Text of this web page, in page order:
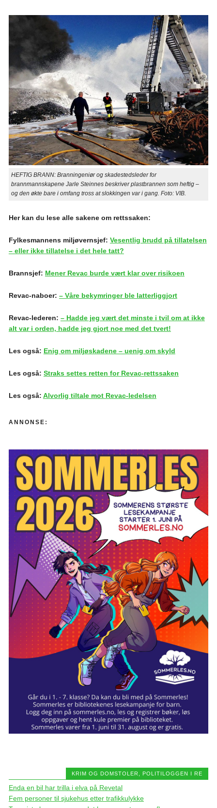
HEFTIG BRANN: Branningeniør og skadestedsleder for
brannmannskapene Jarle Steinnes beskriver plastbrannen som heftig –
og den økte bare i omfang tross at slokkingen var i gang. Foto: VIB.
Her kan du lese alle sakene om rettssaken:
Fylkesmannens miljøvernsjef: Vesentlig brudd på tillatelsen
– eller ikke tillatelse i det hele tatt?
Brannsjef: Mener Revac burde vært klar over risikoen
Revac-naboer: – Våre bekymringer ble latterliggjort
Revac-lederen: – Hadde jeg vært det minste i tvil om at ikke
alt var i orden, hadde jeg gjort noe med det tvert!
Les også: Enig om miljøskadene – uenig om skyld
Les også: Straks settes retten for Revac-rettssaken
Les også: Alvorlig tiltale mot Revac-ledelsen
ANNONSE:
KRIM OG DOMSTOLER POLITILOGGEN I RE
Enda en bil har trilla i elva på Revetal
Fem personer til sjukehus etter trafikkulykke